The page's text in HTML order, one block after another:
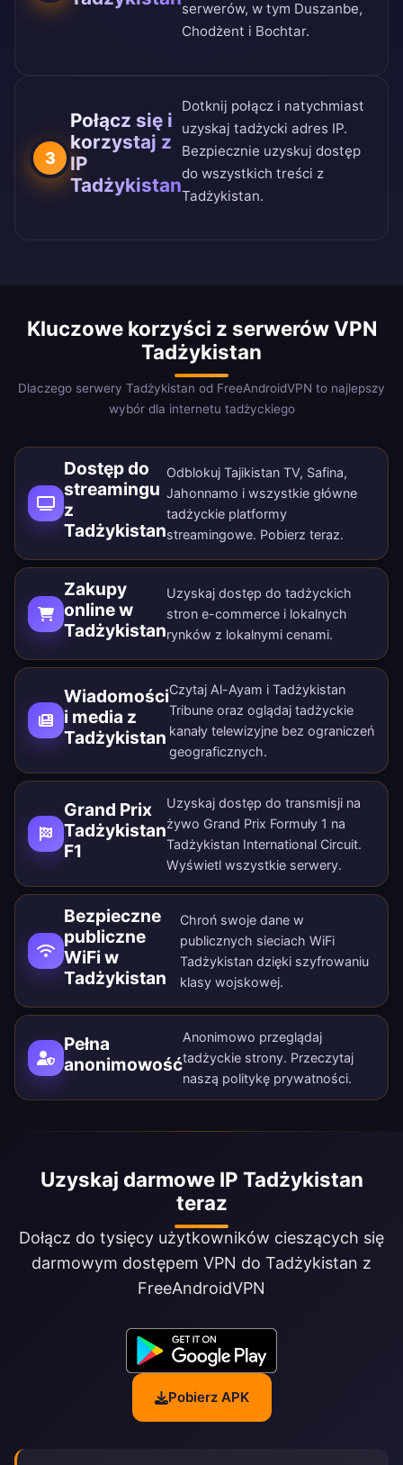
serwerów, w tym Duszanbe,
Chodżent i Bochtar.
3
Połącz się i
korzystaj z
IP
Tadżykistan
Dotknij połącz i natychmiast
uzyskaj tadżycki adres IP.
Bezpiecznie uzyskuj dostęp
do wszystkich treści z
Tadżykistan.
Kluczowe korzyści z serwerów VPN
Tadżykistan
Dlaczego serwery Tadżykistan od FreeAndroidVPN to najlepszy
wybór dla internetu tadżyckiego
Dostęp do
streamingu
z
Tadżykistan
Odblokuj Tajikistan TV, Safina,
Jahonnamo i wszystkie główne
tadżyckie platformy
streamingowe. Pobierz teraz.
Zakupy
online w
Tadżykistan
Uzyskaj dostęp do tadżyckich
stron e-commerce i lokalnych
rynków z lokalnymi cenami.
Wiadomości
i media z
Tadżykistan
Czytaj Al-Ayam i Tadżykistan
Tribune oraz oglądaj tadżyckie
kanały telewizyjne bez ograniczeń
geograficznych.
Grand Prix
Tadżykistan
F1
Uzyskaj dostęp do transmisji na
żywo Grand Prix Formuły 1 na
Tadżykistan International Circuit.
Wyświetl wszystkie serwery.
Bezpieczne
publiczne
WiFi w
Tadżykistan
Chroń swoje dane w
publicznych sieciach WiFi
Tadżykistan dzięki szyfrowaniu
klasy wojskowej.
Pełna
anonimowość
Anonimowo przeglądaj
tadżyckie strony. Przeczytaj
naszą politykę prywatności.
Uzyskaj darmowe IP Tadżykistan
teraz
Dołącz do tysięcy użytkowników cieszących się
darmowym dostępem VPN do Tadżykistan z
FreeAndroidVPN
Pobierz APK